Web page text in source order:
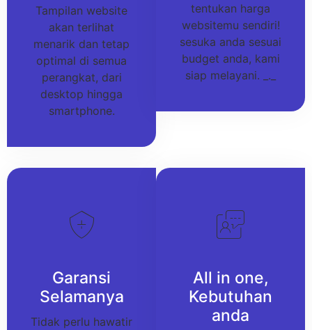
Tampilan website
akan terlihat
menarik dan tetap
optimal di semua
perangkat, dari
desktop hingga
smartphone.
tentukan harga
websitemu sendiri!
sesuka anda sesuai
budget anda, kami
siap melayani. _._
Garansi
Selamanya
Tidak perlu hawatir
All in one,
Kebutuhan
anda